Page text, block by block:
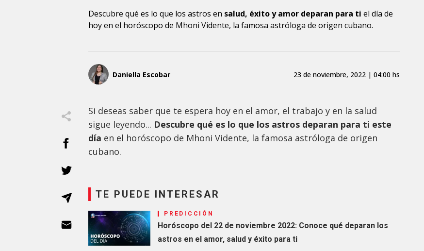
Descubre qué es lo que los astros en salud, éxito y amor deparan para ti el día de
hoy en el horóscopo de Mhoni Vidente, la famosa astróloga de origen cubano.
Daniella Escobar 23 de noviembre, 2022 | 04:00 hs
Si deseas saber que te espera hoy en el amor, el trabajo y en la salud
sigue leyendo... Descubre qué es lo que los astros deparan para ti este
día en el horóscopo de Mhoni Vidente, la famosa astróloga de origen
cubano.
TE PUEDE INTERESAR
PREDICCIÓN
Horóscopo del 22 de noviembre 2022: Conoce qué deparan los
astros en el amor, salud y éxito para ti